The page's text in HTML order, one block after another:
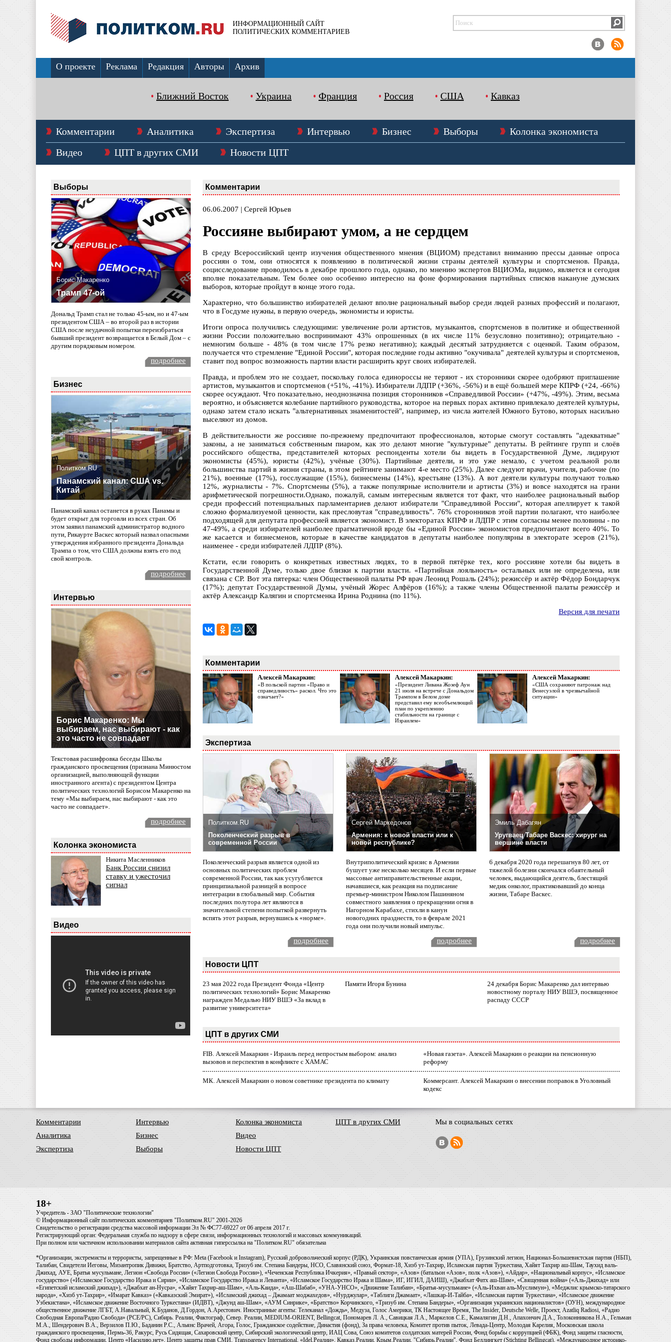
ИНФОРМАЦИОННЫЙ САЙТ
ПОЛИТИЧЕСКИХ КОММЕНТАРИЕВ
О проекте Реклама Редакция Авторы Архив
Ближний Восток Украина Франция Россия США Кавказ
Комментарии Аналитика Экспертиза Интервью Бизнес Выборы
Колонка экономиста
Видео
ЦПТ в других СМИ Новости ЦПТ
Выборы
Борис Макаренко
Трамп 47-ой
Дональд Трамп стал не только 45-ым, но и 47-ым
президентом США – во второй раз в истории
США после неудачной попытки переизбраться
бывший президент возвращается в Белый Дом – с
другим порядковым номером.
подробнее
Бизнес
Политком.RU
Панамский канал: США vs.
Китай
Панамский канал останется в руках Панамы и
будет открыт для торговли из всех стран. Об
этом заявил панамский администратор водного
пути, Рикаурте Васкес который назвал опасными
утверждения избранного президента Дональда
Трампа о том, что США должны взять его под
свой контроль.
подробнее
Интервью
Борис Макаренко: Мы
выбираем, нас выбирают - как
это часто не совпадает
Текстовая расшифровка беседы Школы
гражданского просвещения (признана Минюстом
организацией, выполняющей функции
иностранного агента) с президентом Центра
политических технологий Борисом Макаренко на
тему «Мы выбираем, нас выбирают - как это
часто не совпадает».
подробнее
Колонка экономиста
Никита Масленников
Банк России снизил
ставку и ужесточил
сигнал
Видео
Комментарии
06.06.2007 | Сергей Юрьев
Россияне выбирают умом, а не сердцем
В среду Всероссийский центр изучения общественного мнения (ВЦИОМ) представил вниманию прессы данные опроса
россиян о том, они относятся к появлению в политической жизни страны деятелей культуры и спортсменов. Правда,
социсследование проводилось в декабре прошлого года, однако, по мнению экспертов ВЦИОМа, видимо, является и сегодня
вполне показательным. Тем более оно особенно интересно на фоне формирования партийных списков накануне думских
выборов, которые пройдут в конце этого года.
Характерно, что большинство избирателей делают вполне рациональный выбор среди людей разных профессий и полагают,
что в Госдуме нужны, в первую очередь, экономисты и юристы.
Итоги опроса получились следующими: увеличение роли артистов, музыкантов, спортсменов в политике и общественной
жизни России положительно воспринимают 43% опрошенных (в их числе 11% безусловно позитивно); отрицательно -
немногим больше - 48% (в том числе 17% резко негативно); каждый десятый затрудняется с оценкой. Таким образом,
получается что стремление "Единой России", которая последние годы активно "окучивала" деятелей культуры и спортсменов,
ставит под вопрос возможность партии власти расширить круг своих избирателей.
Правда, и проблем это не создает, поскольку голоса единороссы не теряют - их сторонники скорее одобряют приглашение
артистов, музыкантов и спортсменов (+51%, -41%). Избиратели ЛДПР (+36%, -56%) и в ещё большей мере КПРФ (+24, -66%)
скорее осуждают. Что показательно, неоднозначна позиция сторонников «Справедливой России» (+47%, -49%). Этим, весьма
вероятно, и объясняется колебание партийного руководства, которое на первых порах активно привлекало деятелей культуры,
однако затем стало искать "альтернативных знаменитостей", например, из числа жителей Южного Бутово, которых насильно
выселяют из домов.
В действительности же россияне по-прежнему предпочитают профессионалов, которые смогут составлять "адекватные"
законы, а не заниматься собственным пиаром, как это делают многие "культурные" депутаты. В рейтинге групп и слоёв
российского общества, представителей которых респонденты хотели бы видеть в Государственной Думе, лидируют
экономисты (45%), юристы (42%), учёные (30%). Партийные деятели, и это уже немало, с учетом реальной роли
большинства партий в жизни страны, в этом рейтинге занимают 4-е место (25%). Далее следуют врачи, учителя, рабочие (по
21%), военные (17%), госслужащие (15%), бизнесмены (14%), крестьяне (13%). А вот деятели культуры получают только
12%, журналисты - 7%. Спортсмены (5%), а также популярные исполнители и артисты (3%) и вовсе находятся на грани
арифметической погрешности.Однако, пожалуй, самым интересным является тот факт, что наиболее рациональный выбор
среди профессий потенциальных парламентариев делают избиратели "Справедливой России", которая апеллирует к такой
сложно формализуемой ценности, как пресловутая "справедливость". 76% сторонников этой партии полагают, что наиболее
подходящей для депутата профессией является экономист. В электоратах КПРФ и ЛДПР с этим согласны менее половины - по
47-49%, а среди избирателей наиболее прагматичной вроде бы «Единой России» экономистов предпочитают всего 40%. То
же касается и бизнесменов, которые в качестве кандидатов в депутаты наиболее популярны в электорате эсеров (21%),
наименее - среди избирателей ЛДПР (8%).
Кстати, если говорить о конкретных известных людях, то в первой пятёрке тех, кого россияне хотели бы видеть в
Государственной Думе, только двое близки к партии власти. «Партийная лояльность» остальных или не определена, или
связана с СР. Вот эта пятерка: член Общественной палаты РФ врач Леонид Рошаль (24%); режиссёр и актёр Фёдор Бондарчук
(17%); депутат Государственной Думы, учёный Жорес Алфёров (16%); а также члены Общественной палаты режиссёр и
актёр Александр Калягин и спортсменка Ирина Роднина (по 11%).
Версия для печати
Комментарии
Алексей Макаркин:
«В польской партии «Право и
справедливость» раскол. Что это
означает?»
Алексей Макаркин:
«Президент Ливана Жозеф Аун
21 июля на встрече с Дональдом
Трампом в Белом доме
представил ему всеобъемлющий
план по укреплению
стабильности на границе с
Израилем»
Алексей Макаркин:
«США сохраняют патронаж над
Венесуэлой в чрезвычайной
ситуации»
Экспертиза
Политком.RU
Поколенческий разрыв в
современной России
Поколенческий разрыв является одной из
основных политических проблем
современной России, так как усугубляется
принципиальной разницей в вопросе
интеграции в глобальный мир. События
последних полутора лет являются в
значительной степени попыткой развернуть
вспять этот разрыв, вернувшись к «норме».
Сергей Маркедонов
Армения: к новой власти или к
новой республике?
Внутриполитический кризис в Армении
бушует уже несколько месяцев. И если первые
массовые антиправительственные акции,
начавшиеся, как реакция на подписание
премьер-министром Николом Пашиняном
совместного заявления о прекращении огня в
Нагорном Карабахе, стихли в канун
новогодних празднеств, то в феврале 2021
года они получили новый импульс.
Эмиль Дабагян
Уругваец Табаре Васкес: хирург на
вершине власти
6 декабря 2020 года перешагнув 80 лет, от
тяжелой болезни скончался обаятельный
человек, выдающийся деятель, блестящий
медик онколог, практиковавший до конца
жизни, Табаре Васкес.
подробнее подробнее подробнее
Новости ЦПТ
23 мая 2022 года Президент Фонда «Центр
политических технологий» Борис Макаренко
награжден Медалью НИУ ВШЭ «За вклад в
развитие университета»
Памяти Игоря Бунина
24 декабря Борис Макаренко дал интервью
новостному порталу НИУ ВШЭ, посвященное
распаду СССР
ЦПТ в других СМИ
FIB. Алексей Макаркин - Израиль перед непростым выбором: анализ
вызовов и перспектив в конфликте с ХАМАС
«Новая газета». Алексей Макаркин о реакции на пенсионную
реформу
МК. Алексей Макаркин о новом советнике президента по климату
Коммерсант. Алексей Макаркин о внесении поправок в Уголовный
кодекс
Комментарии
Аналитика
Экспертиза
Интервью
Бизнес
Выборы
Колонка экономиста
Видео
Новости ЦПТ
ЦПТ в других СМИ Мы в социальных сетях
18+
Учредитель - ЗАО "Политические технологии"
© Информационный сайт политических комментариев "Политком.RU" 2001-2026
Свидетельство о регистрации средства массовой информации Эл № ФС77-69227 от 06 апреля 2017 г.
Регистрирующий орган: Федеральная служба по надзору в сфере связи, информационных технологий и массовых коммуникаций.
При полном или частичном использовании материалов сайта активная гиперссылка на "Политком.RU" обязательна
*Организации, экстремисты и террористы, запрещенные в РФ: Meta (Facebook и Instagram), Русский добровольческий корпус (РДК), Украинская повстанческая армия (УПА), Грузинский легион, Национал-Большевистская партия (НБП),
Талибан, Свидетели Иеговы, Мизантропик Дивижн, Братство, Артподготовка, Тризуб им. Степана Бандеры, НСО, Славянский союз, Формат-18, Хизб ут-Тахрир, Исламская партия Туркестана, Хайят Тахрир аш-Шам, Таухид валь-
Джихад, АУЕ, Братья мусульмане, Легион «Свобода России» («Легион Свобода России»), «Чеченская Республика Ичкерия», «Правый сектор», «Азов» (батальон «Азов», полк «Азов»), «Айдар», «Национальный корпус», «Исламское
государство» («Исламское Государство Ирака и Сирии», «Исламское Государство Ирака и Леванта», «Исламское Государство Ирака и Шама», ИГ, ИГИЛ, ДАИШ), «Джабхат Фатх аш-Шам», «Священная война» («Аль-Джихад» или
«Египетский исламский джихад»), «Джабхат ан-Нусра», «Хайят Тахрир-аш-Шам», «Аль-Каида», «Аш-Шабаб», «УНА-УНСО», «Движение Талибан», «Братья-мусульмане» («Аль-Ихван аль-Муслимун»), «Меджлис крымско-татарского
народа», «Хизб ут-Тахрир», «Имарат Кавказ» («Кавказский Эмират»), «Исламский джихад – Джамаат моджахедов», «Нурджулар», «Таблиги Джамаат», «Лашкар-И-Тайба», «Исламская партия Туркестана», «Исламское движение
Узбекистана», «Исламское движение Восточного Туркестана» (ИДВТ), «Джунд аш-Шам», «АУМ Синрике», «Братство» Корчинского, «Тризуб им. Степана Бандеры», «Организация украинских националистов» (ОУН), международное
общественное движение ЛГБТ, А.Навальный, К.Буданов, Д.Гордон, А.Арестович. Иностранные агенты: Телеканал «Дождь», Медуза, Голос Америки, ТК Настоящее Время, The Insider, Deutsche Welle, Проект, Azatliq Radiosi, «Радио
Свободная Европа/Радио Свобода» (PCE/PC), Сибирь. Реалии, Фактограф, Север. Реалии, MEDIUM-ORIENT, Bellingcat, Пономарев Л. А., Савицкая Л.А., Маркелов С.Е., Камалягин Д.Н., Апахончич Д.А., Толоконникова Н.А., Гельман
М.А., Шендерович В.А., Верзилов П.Ю., Баданин Р.С., Альянс Врачей, Агора, Голос, Гражданское содействие, Династия (фонд), За права человека, Комитет против пыток, Левада-Центр, Молодая Карелия, Московская школа
гражданского просвещения, Пермь-36, Ракурс, Русь Сидящая, Сахаровский центр, Сибирский экологический центр, ИАЦ Сова, Союз комитетов солдатских матерей России, Фонд борьбы с коррупцией (ФБК), Фонд защиты гласности,
Фонд свободы информации, Центр «Насилию.нет», Центр защиты прав СМИ, Transparency International, «Idel.Реалии», Кавказ.Реалии, Крым.Реалии, "Сибирь.Реалии", Фонд Беллингкет (Stichting Bellingcat), «Международное историко-